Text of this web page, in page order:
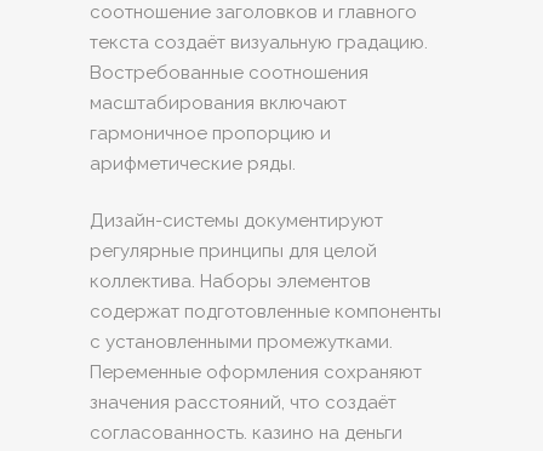
соотношение заголовков и главного
текста создаёт визуальную градацию.
Востребованные соотношения
масштабирования включают
гармоничное пропорцию и
арифметические ряды.
Дизайн-системы документируют
регулярные принципы для целой
коллектива. Наборы элементов
содержат подготовленные компоненты
с установленными промежутками.
Переменные оформления сохраняют
значения расстояний, что создаёт
согласованность. казино на деньги